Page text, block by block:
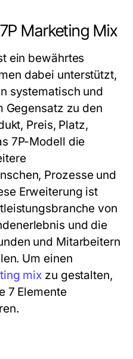
Marketing Mix
ein bewährtes
dabei unterstützt,
systematisch und
Gegensatz zu den
Preis, Platz,
7P-Modell die
Prozesse und
Erweiterung ist
von
und die
und Mitarbeitern
Um einen
mix zu gestalten,
7 Elemente